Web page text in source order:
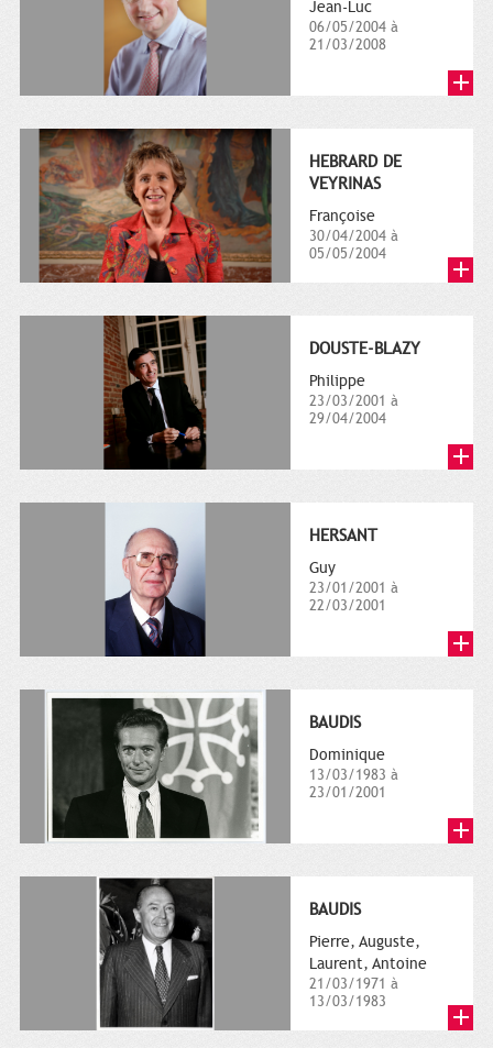
Jean-Luc
06/05/2004 à
21/03/2008
HEBRARD DE
VEYRINAS
Françoise
30/04/2004 à
05/05/2004
DOUSTE-BLAZY
Philippe
23/03/2001 à
29/04/2004
HERSANT
Guy
23/01/2001 à
22/03/2001
BAUDIS
Dominique
13/03/1983 à
23/01/2001
BAUDIS
Pierre, Auguste,
Laurent, Antoine
21/03/1971 à
13/03/1983